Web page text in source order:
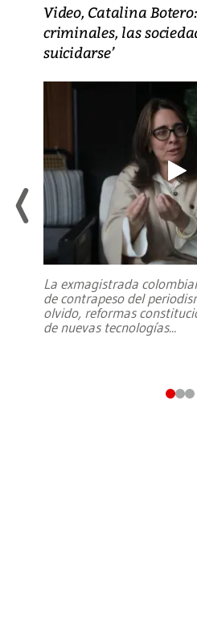
Video, Catalina
criminales, las
suicidarse’
La exmagistrada
de contrapeso del
olvido, reformas
de nuevas tecnologías...